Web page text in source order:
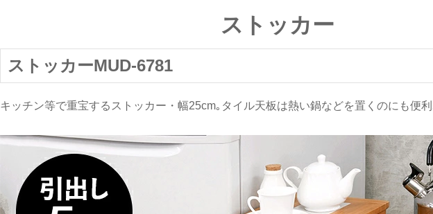
ストッカー
ストッカーMUD-6781
キッチン等で重宝するストッカー・幅25cm｡タイル天板は熱い鍋などを置くのにも便